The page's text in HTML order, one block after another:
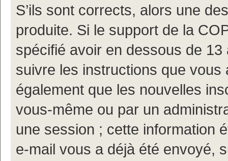
S’ils sont corrects, alors une
produite. Si le support de la
spécifié avoir en dessous de
suivre les instructions que
également que les nouvelles
vous-même ou par un
une session ; cette information
e-mail vous a déjà été envoyé,